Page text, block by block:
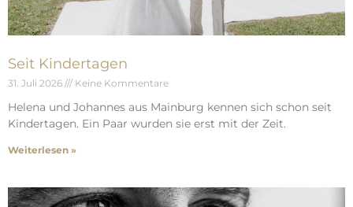
Seit Kindertagen
31. Juli 2026 Keine Kommentare
Helena und Johannes aus Mainburg kennen sich schon seit
Kindertagen. Ein Paar wurden sie erst mit der Zeit.
Weiterlesen »